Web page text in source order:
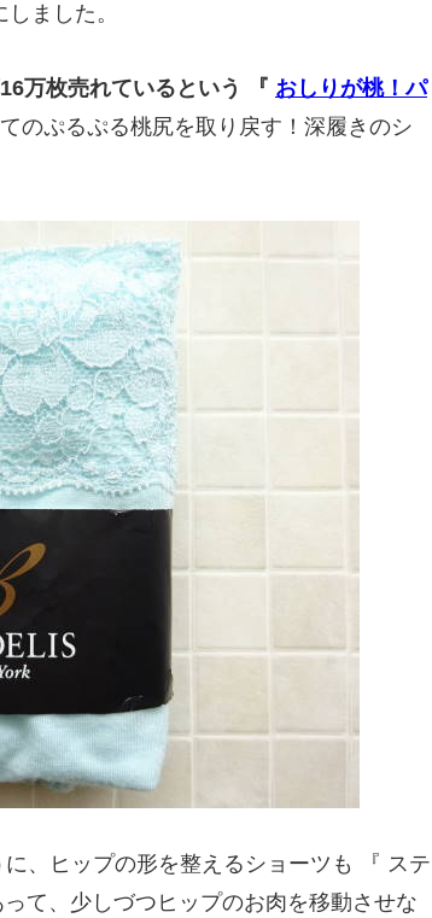
ました。
万枚売れているという 『 おしりが桃！パ
のぷるぷる桃尻を取り戻す！深履きのシ
、ヒップの形を整えるショーツも 『 ステ
て、少しづつヒップのお肉を移動させな